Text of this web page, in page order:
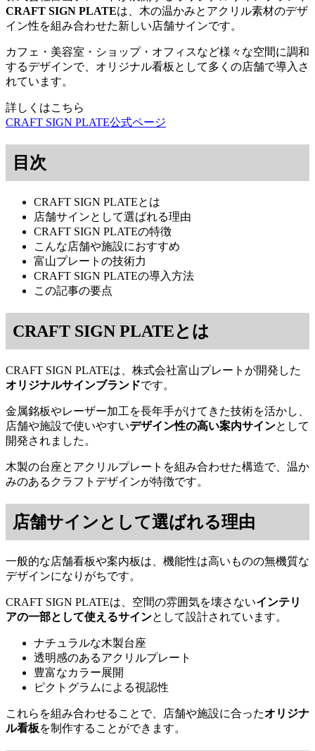
CRAFT SIGN PLATEは、木の温かみとアクリル素材のデザ
イン性を組み合わせた新しい店舗サインです。
カフェ・美容室・ショップ・オフィスなど様々な空間に調和
するデザインで、オリジナル看板として多くの店舗で導入さ
れています。
詳しくはこちら
CRAFT SIGN PLATE公式ページ
目次
CRAFT SIGN PLATEとは
店舗サインとして選ばれる理由
CRAFT SIGN PLATEの特徴
こんな店舗や施設におすすめ
富山プレートの技術力
CRAFT SIGN PLATEの導入方法
この記事の要点
CRAFT SIGN PLATEとは
CRAFT SIGN PLATEは、株式会社富山プレートが開発した
オリジナルサインブランドです。
金属銘板やレーザー加工を長年手がけてきた技術を活かし、
店舗や施設で使いやすいデザイン性の高い案内サインとして
開発されました。
木製の台座とアクリルプレートを組み合わせた構造で、温か
みのあるクラフトデザインが特徴です。
店舗サインとして選ばれる理由
一般的な店舗看板や案内板は、機能性は高いものの無機質な
デザインになりがちです。
CRAFT SIGN PLATEは、空間の雰囲気を壊さないインテリ
アの一部として使えるサインとして設計されています。
ナチュラルな木製台座
透明感のあるアクリルプレート
豊富なカラー展開
ピクトグラムによる視認性
これらを組み合わせることで、店舗や施設に合ったオリジナ
ル看板を制作することができます。